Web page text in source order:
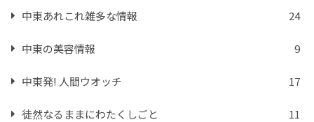
中東あれこれ雑多な情報 24
中東の美容情報 9
中東発! 人間ウオッチ 17
徒然なるままにわたくしごと 11